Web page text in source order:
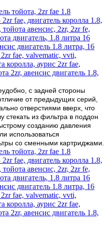
с задней стороны
от предыдущих серий,
отверстиями вверх, что
стекать из фильтра в поддон
созданию давления
использоваться
со сменными картриджами.